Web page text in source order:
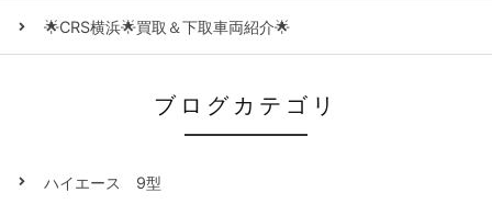
🌟CRS横浜🌟買取＆下取車両紹介🌟
ブログカテゴリ
ハイエース 9型